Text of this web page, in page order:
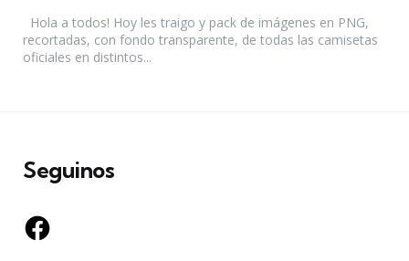
Hola a todos! Hoy les traigo y pack de imágenes en PNG,
recortadas, con fondo transparente, de todas las camisetas
oficiales en distintos...
Seguinos
Facebook